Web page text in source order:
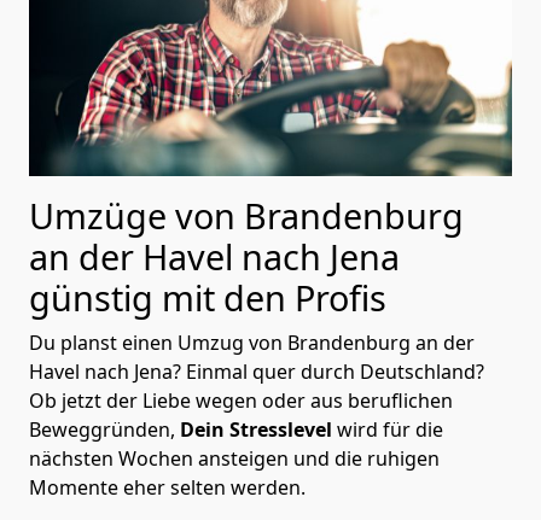
Umzüge von Brandenburg
an der Havel nach Jena
günstig mit den Profis
Du planst einen Umzug von Brandenburg an der
Havel nach Jena? Einmal quer durch Deutschland?
Ob jetzt der Liebe wegen oder aus beruflichen
Beweggründen, Dein Stresslevel wird für die
nächsten Wochen ansteigen und die ruhigen
Momente eher selten werden.